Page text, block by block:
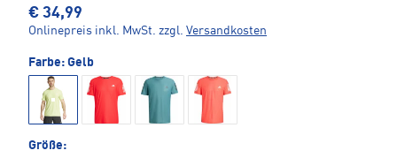
€ 34,99
Onlinepreis inkl. MwSt. zzgl. Versandkosten
Farbe: Gelb
Größe: